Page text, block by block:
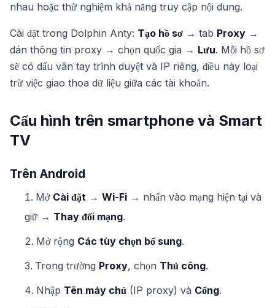
nhau hoặc thử nghiệm khả năng truy cập nội dung.
Cài đặt trong Dolphin Anty: Tạo hồ sơ → tab Proxy →
dán thông tin proxy → chọn quốc gia → Lưu. Mỗi hồ sơ
sẽ có dấu vân tay trình duyệt và IP riêng, điều này loại
trừ việc giao thoa dữ liệu giữa các tài khoản.
Cấu hình trên smartphone và Smart
TV
Trên Android
Mở Cài đặt → Wi-Fi → nhấn vào mạng hiện tại và
giữ → Thay đổi mạng.
Mở rộng Các tùy chọn bổ sung.
Trong trường Proxy, chọn Thủ công.
Nhập Tên máy chủ (IP proxy) và Cổng.